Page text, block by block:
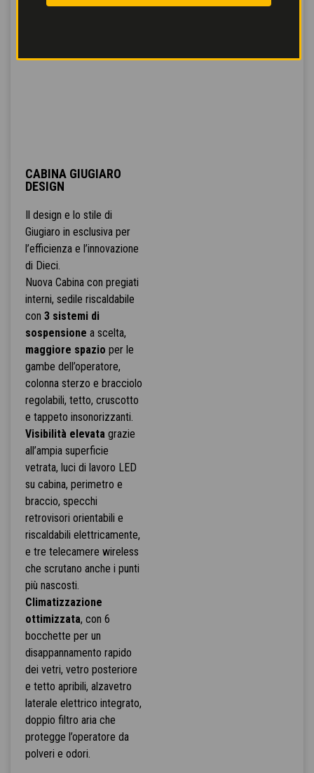
CABINA GIUGIARO
DESIGN
Il design e lo stile di
Giugiaro in esclusiva per
l’efficienza e l’innovazione
di Dieci.
Nuova Cabina con pregiati
interni, sedile riscaldabile
con 3 sistemi di
sospensione a scelta,
maggiore spazio per le
gambe dell’operatore,
colonna sterzo e bracciolo
regolabili, tetto, cruscotto
e tappeto insonorizzanti.
Visibilità elevata grazie
all’ampia superficie
vetrata, luci di lavoro LED
su cabina, perimetro e
braccio, specchi
retrovisori orientabili e
riscaldabili elettricamente,
e tre telecamere wireless
che scrutano anche i punti
più nascosti.
Climatizzazione
ottimizzata, con 6
bocchette per un
disappannamento rapido
dei vetri, vetro posteriore
e tetto apribili, alzavetro
laterale elettrico integrato,
doppio filtro aria che
protegge l’operatore da
polveri e odori.